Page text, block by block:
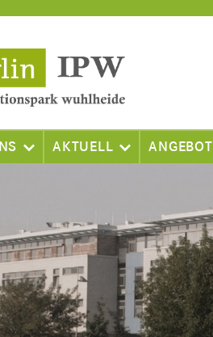
IPW
AKTUELL
Publikationen
ANGEBOT
Mieten
Bauen